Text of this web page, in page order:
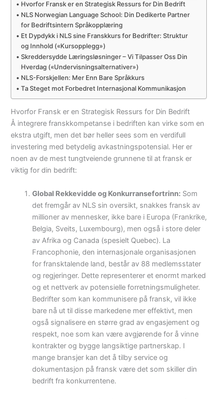
Hvorfor Fransk er en Strategisk Ressurs for Din Bedrift
NLS Norwegian Language School: Din Dedikerte Partner
for Bedriftsintern Språkopplæring
Et Dypdykk i NLS sine Franskkurs for Bedrifter: Struktur
og Innhold («Kursopplegg»)
Skreddersydde Læringsløsninger – Vi Tilpasser Oss Din
Hverdag («Undervisningsalternativer»)
NLS-Forskjellen: Mer Enn Bare Språkkurs
Ta Steget mot Forbedret Internasjonal Kommunikasjon
Hvorfor Fransk er en Strategisk Ressurs for Din Bedrift
Å integrere franskkompetanse i bedriften kan virke som en
ekstra utgift, men det bør heller sees som en verdifull
investering med betydelig avkastningspotensial. Her er
noen av de mest tungtveiende grunnene til at fransk er
viktig for din bedrift:
Global Rekkevidde og Konkurransefortrinn: Som
det fremgår av NLS sin oversikt, snakkes fransk av
millioner av mennesker, ikke bare i Europa (Frankrike,
Belgia, Sveits, Luxembourg), men også i store deler
av Afrika og Canada (spesielt Quebec). La
Francophonie, den internasjonale organisasjonen
for fransktalende land, består av 88 medlemsstater
og regjeringer. Dette representerer et enormt marked
og et nettverk av potensielle forretningsmuligheter.
Bedrifter som kan kommunisere på fransk, vil ikke
bare nå ut til disse markedene mer effektivt, men
også signalisere en større grad av engasjement og
respekt, noe som kan være avgjørende for å vinne
kontrakter og bygge langsiktige partnerskap. I
mange bransjer kan det å tilby service og
dokumentasjon på fransk være det som skiller din
bedrift fra konkurrentene.